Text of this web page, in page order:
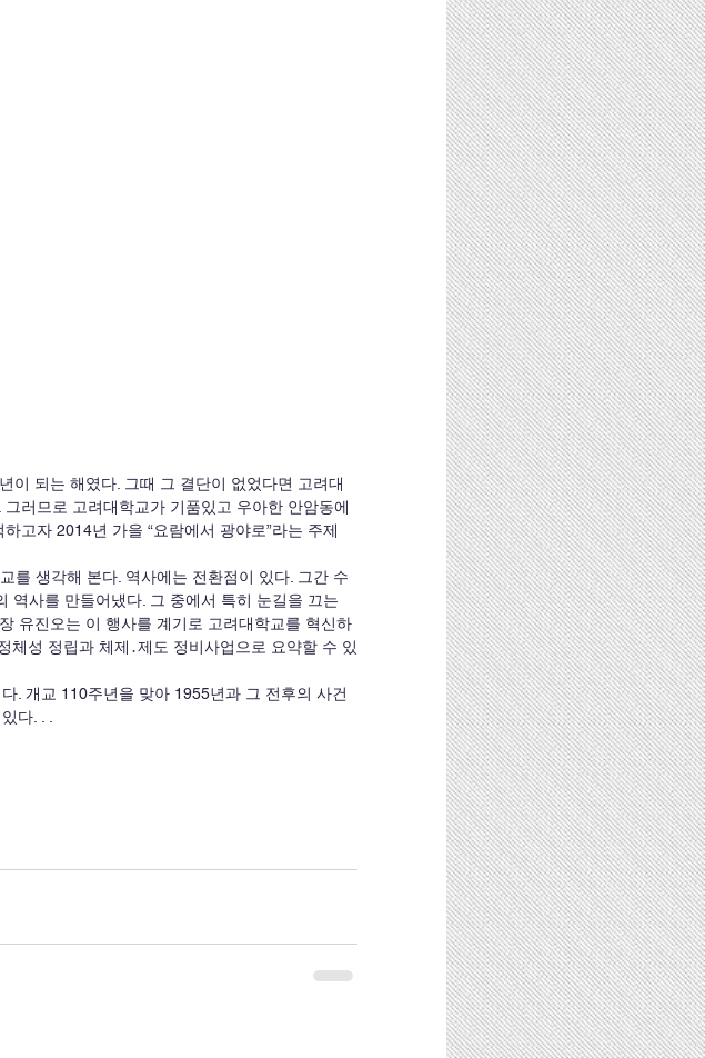
러므로 고려대학교가 기품있고 우아한 안암동에
고자 2014년 가을 “요람에서 광야로”라는 주제
역사를 만들어냈다. 그 중에서 특히 눈길을 끄는
유진오는 이 행사를 계기로 고려대학교를 혁신하
체성 정립과 체제․제도 정비사업으로 요약할 수 있
다. . .